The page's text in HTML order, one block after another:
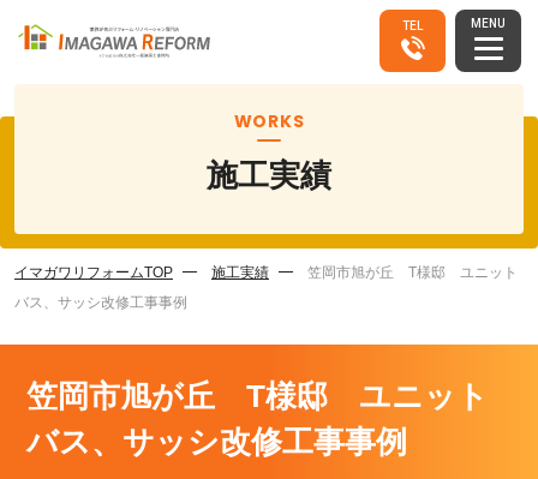
TEL MENU
WORKS
施工実績
イマガワリフォームTOP 施工実績
笠岡市旭が丘 T様邸 ユニット
バス、サッシ改修工事事例
笠岡市旭が丘 T様邸 ユニット
バス、サッシ改修工事事例